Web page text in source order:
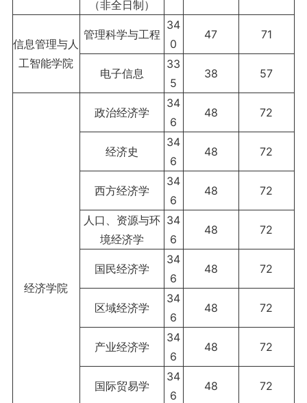
（非全日制）
信息管理与人
工智能学院
管理科学与工程
34
0
47 71
电子信息
33
5
38 57
经济学院
政治经济学
34
6
48 72
经济史
34
6
48 72
西方经济学
34
6
48 72
人口、资源与环
境经济学
34
6
48 72
国民经济学
34
6
48 72
区域经济学
34
6
48 72
产业经济学
34
6
48 72
国际贸易学
34
6
48 72